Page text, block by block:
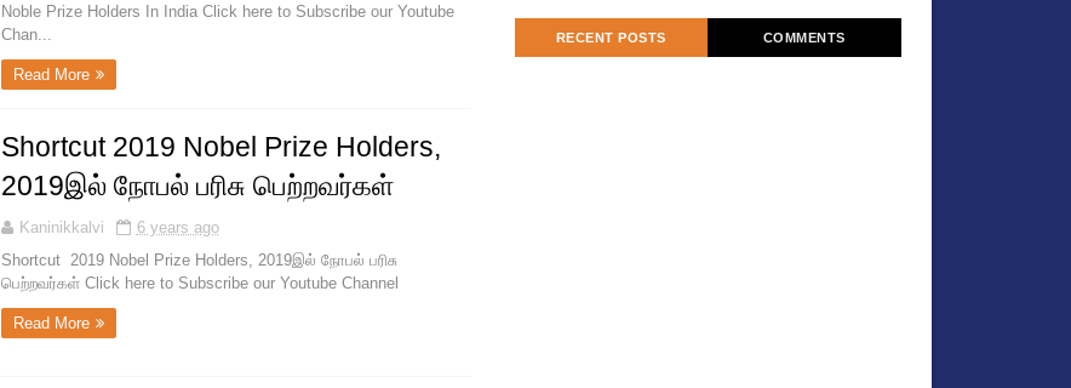
Noble Prize Holders In India Click here to Subscribe our Youtube
Chan...
Read More
Shortcut 2019 Nobel Prize Holders,
2019இல் நோபல் பரிசு பெற்றவர்கள்
Kaninikkalvi
6 years ago
Shortcut 2019 Nobel Prize Holders, 2019இல் நோபல் பரிசு
பெற்றவர்கள் Click here to Subscribe our Youtube Channel
Read More
RECENT POSTS COMMENTS